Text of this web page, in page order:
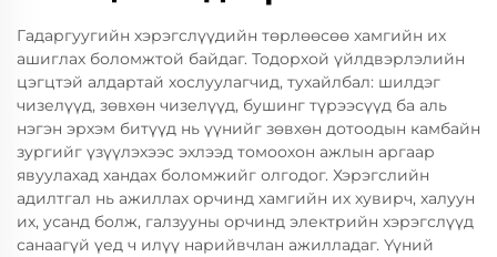
Гадаргуугийн хэрэгслүүдийн төрлөөсөө хамгийн их
ашиглах боломжтой байдаг. Тодорхой үйлдвэрлэлийн
цэгцтэй алдартай хослуулагчид, тухайлбал: шилдэг
чизелүүд, зөвхөн чизелүүд, бушинг түрээсүүд ба аль
нэгэн эрхэм битүүд нь үүнийг зөвхөн дотоодын камбайн
зургийг үзүүлэхээс эхлээд томоохон ажлын аргаар
явуулахад хандах боломжийг олгодог. Хэрэгслийн
адилтгал нь ажиллах орчинд хамгийн их хувирч, халуун
их, усанд болж, галзууны орчинд электрийн хэрэгслүүд
санаагүй үед ч илүү нарийвчлан ажилладаг. Үүний